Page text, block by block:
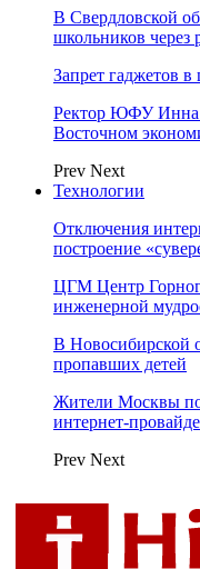
В Свердловской
школьников через
Запрет гаджетов
Ректор ЮФУ Инна
Восточном
Prev Next
Технологии
Отключения
построение
ЦГМ Центр
инженерной
В Новосибирской
пропавших детей
Жители Москвы
интернет-
Prev Next